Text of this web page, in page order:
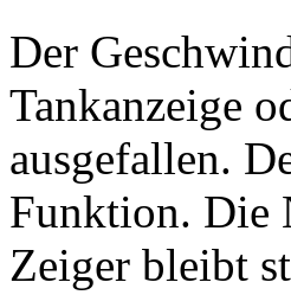
Der
Tankanzeige
ausgefallen.
Funktion. Die
Zeiger bleibt